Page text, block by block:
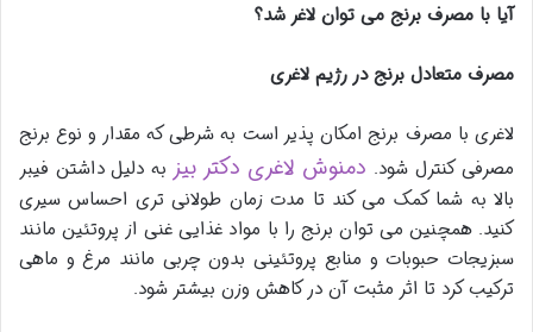
آیا با مصرف برنج می توان لاغر شد؟
مصرف متعادل برنج در رژیم لاغری
لاغری با مصرف برنج امکان پذیر است به شرطی که مقدار و نوع برنج
مصرفی کنترل شود. دمنوش لاغری دکتر بیز به دلیل داشتن فیبر
بالا به شما کمک می کند تا مدت زمان طولانی تری احساس سیری
کنید. همچنین می توان برنج را با مواد غذایی غنی از پروتئین مانند
سبزیجات حبوبات و منابع پروتئینی بدون چربی مانند مرغ و ماهی
ترکیب کرد تا اثر مثبت آن در کاهش وزن بیشتر شود.